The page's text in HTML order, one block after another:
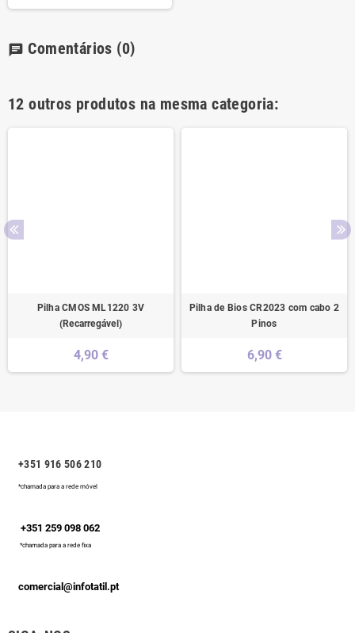
chat Comentários (0)
12 outros produtos na mesma categoria:
Pilha CMOS ML1220 3V
(Recarregável)
4,90 €
Pilha de Bios CR2023 com cabo 2
Pinos
6,90 €
+351 916 506 210
*chamada para a rede móvel
+351 259 098 062
*chamada para a rede fixa
comercial@infotatil.pt